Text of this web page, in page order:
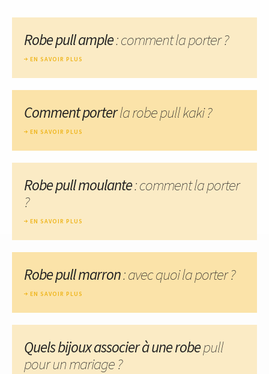
Robe pull ample: comment la porter ?
EN SAVOIR PLUS
Comment porterla robe pull kaki ?
EN SAVOIR PLUS
Robe pull moulante: comment la porter
?
EN SAVOIR PLUS
Robe pull marron: avec quoi la porter ?
EN SAVOIR PLUS
Quels bijoux associer à une robepull
pour un mariage ?